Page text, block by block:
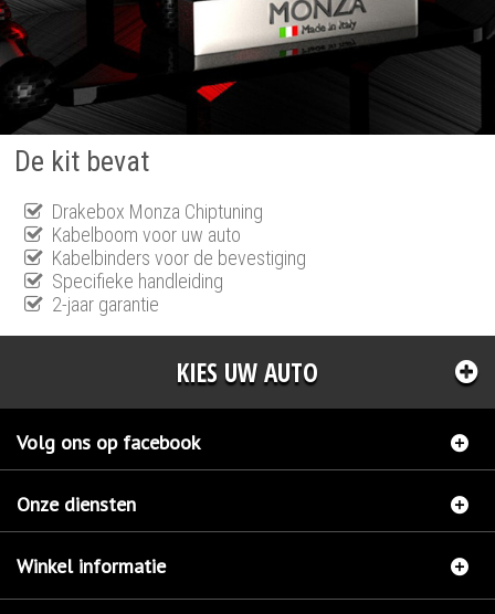
De kit bevat
Drakebox Monza Chiptuning
Kabelboom voor uw auto
Kabelbinders voor de bevestiging
Specifieke handleiding
2-jaar garantie
KIES UW AUTO
Volg ons op facebook
Onze diensten
Winkel informatie